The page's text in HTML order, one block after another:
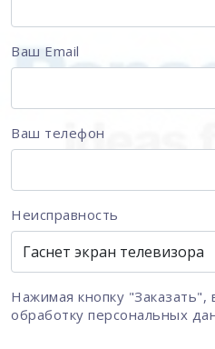
Ваш Email
Ваш телефон
Неисправность
Нажимая кнопку "Заказать",
обработку персональных